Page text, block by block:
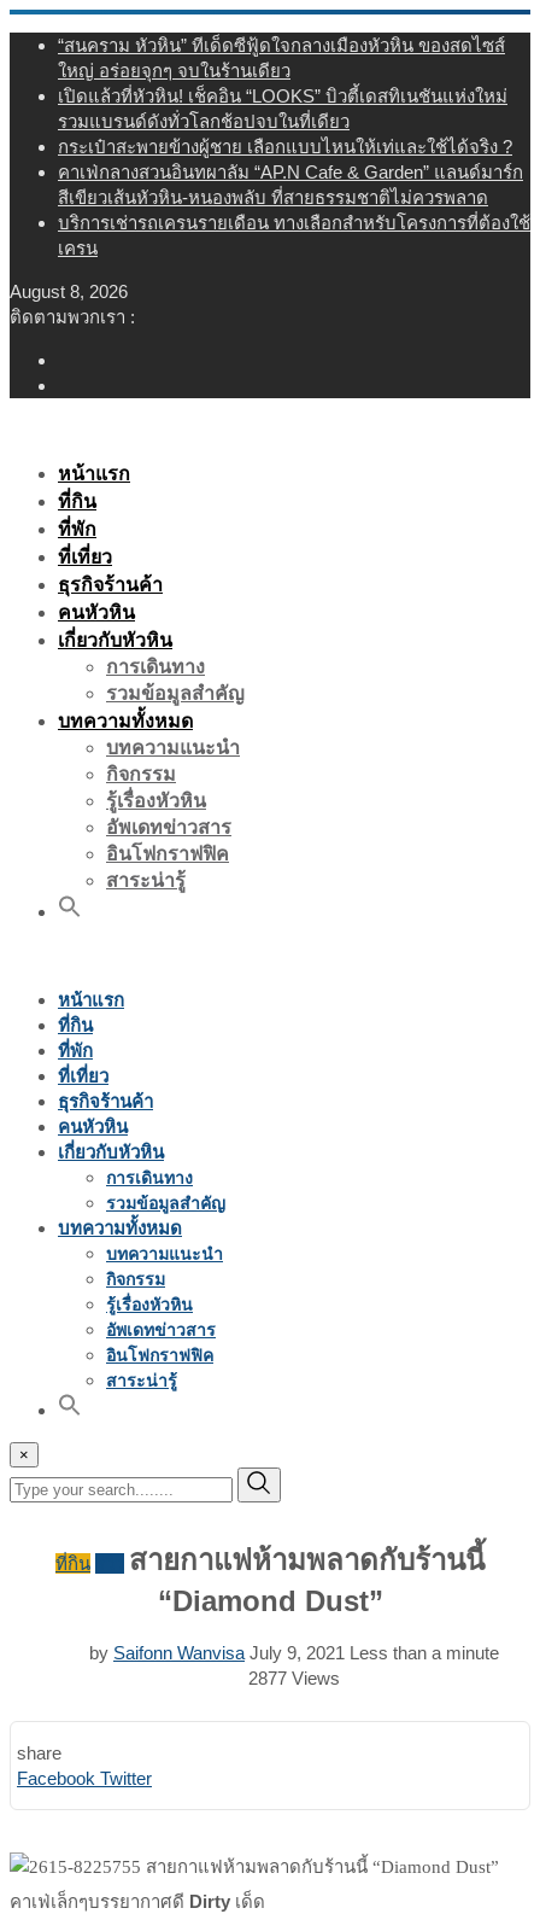
Skip
content
“สนคราม หัวหิน” ทีเด็ดซีฟู้ดใจกลางเมืองหัวหิน ของสดไซส์
ใหญ่ อร่อยจุกๆ จบในร้านเดียว
เปิดแล้วที่หัวหิน! เช็คอิน “LOOKS” บิวตี้เดสทิเนชันแห่งใหม่
รวมแบรนด์ดังทั่วโลกช้อปจบในที่เดียว
กระเป๋าสะพายข้างผู้ชาย เลือกแบบไหนให้เท่และใช้ได้จริง ?
คาเฟ่กลางสวนอินทผาลัม “AP.N Cafe & Garden” แลนด์มาร์ก
สีเขียวเส้นหัวหิน-หนองพลับ ที่สายธรรมชาติไม่ควรพลาด
บริการเช่ารถเครนรายเดือน ทางเลือกสำหรับโครงการที่ต้องใช้
เครน
August 8, 2026
ติดตามพวกเรา :
หน้าแรก
ที่กิน
ที่พัก
ที่เที่ยว
ธุรกิจร้านค้า
คนหัวหิน
เกี่ยวกับหัวหิน
การเดินทาง
รวมข้อมูลสำคัญ
บทความทั้งหมด
บทความแนะนำ
กิจกรรม
รู้เรื่องหัวหิน
อัพเดทข่าวสาร
อินโฟกราฟฟิค
สาระน่ารู้
หน้าแรก
ที่กิน
ที่พัก
ที่เที่ยว
ธุรกิจร้านค้า
คนหัวหิน
เกี่ยวกับหัวหิน
การเดินทาง
รวมข้อมูลสำคัญ
บทความทั้งหมด
บทความแนะนำ
กิจกรรม
รู้เรื่องหัวหิน
อัพเดทข่าวสาร
อินโฟกราฟฟิค
สาระน่ารู้
×
ที่กิน
สายกาแฟห้ามพลาดกับร้านนี้
“Diamond Dust”
by Saifonn Wanvisa July 9, 2021 Less than a minute
2877 Views
share
Facebook TwitterPrint
Share
สายกาแฟห้ามพลาดกับร้านนี้ “Diamond Dust”
คาเฟ่เล็กๆบรรยากาศดี Dirty เด็ด